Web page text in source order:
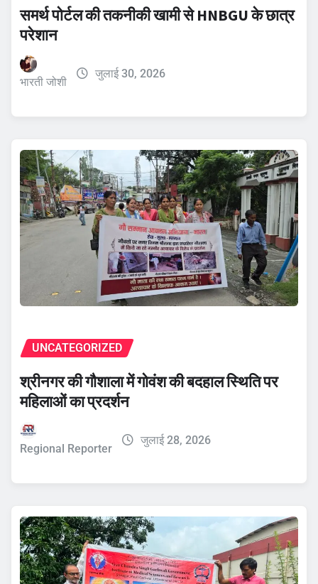
समर्थ पोर्टल की तकनीकी खामी से HNBGU के छात्र
परेशान
भारती जोशी
जुलाई 30, 2026
UNCATEGORIZED
श्रीनगर की गौशाला में गोवंश की बदहाल स्थिति पर
महिलाओं का प्रदर्शन
Regional Reporter
जुलाई 28, 2026